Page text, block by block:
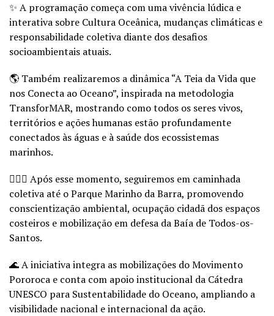
✨ A programação começa com uma vivência lúdica e
interativa sobre Cultura Oceânica, mudanças climáticas e
responsabilidade coletiva diante dos desafios
socioambientais atuais.
🌎 Também realizaremos a dinâmica “A Teia da Vida que
nos Conecta ao Oceano”, inspirada na metodologia
TransforMAR, mostrando como todos os seres vivos,
territórios e ações humanas estão profundamente
conectados às águas e à saúde dos ecossistemas
marinhos.
🚶🏽‍♀️ Após esse momento, seguiremos em caminhada
coletiva até o Parque Marinho da Barra, promovendo
conscientização ambiental, ocupação cidadã dos espaços
costeiros e mobilização em defesa da Baía de Todos-os-
Santos.
🌊 A iniciativa integra as mobilizações do Movimento
Pororoca e conta com apoio institucional da Cátedra
UNESCO para Sustentabilidade do Oceano, ampliando a
visibilidade nacional e internacional da ação.